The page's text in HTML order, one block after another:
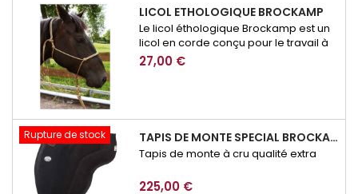
LICOL ETHOLOGIQUE BROCKAMP
Le licol éthologique Brockamp est un
licol en corde conçu pour le travail à
pied, l’éducation et la communication
avec le cheval. Précis, résistant et
27,00 €
Rupture de stock TAPIS DE MONTE SPECIAL BROCKAMP
Tapis de monte à cru qualité extra
225,00 €